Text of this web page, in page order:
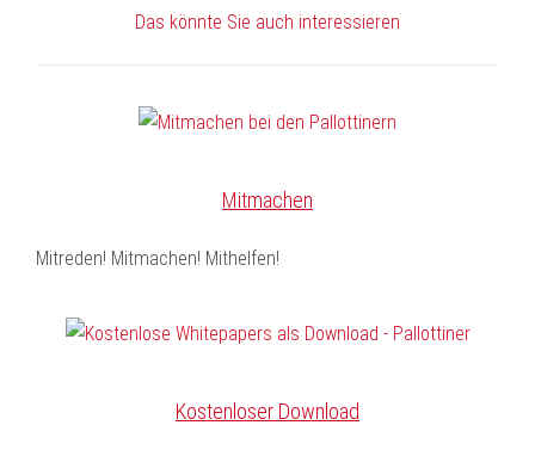
Das könnte Sie auch interessieren
Mitmachen
Mitreden! Mitmachen! Mithelfen!
Kostenloser Download